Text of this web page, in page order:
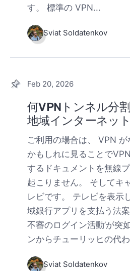
す。 標準の VPN...
Sviat Soldatenkov
Feb 20, 2026
何VPNトンネル分
地域インターネッ
ご利用の場合は、 VPN
かもしれに見ることで
するドキュメントを無線
起こりません。 そしてキ
レビです。 テレビを表示
域銀行アプリを支払う法
不審のログイン活動’が突
ンからチューリッヒの代
Sviat Soldatenkov